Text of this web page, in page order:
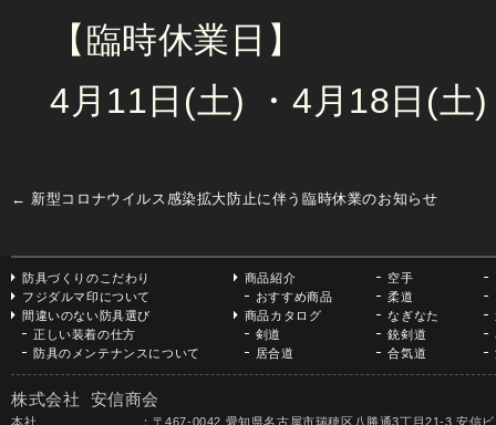
【臨時休業日】
4月11日(土) ・4月18日(土
← 新型コロナウイルス感染拡大防止に伴う臨時休業のお知らせ
防具づくりのこだわり
フジダルマ印について
間違いのない防具選び
正しい装着の仕方
防具のメンテナンスについて
商品紹介
おすすめ商品
商品カタログ
剣道
居合道
空手
柔道
なぎなた
銃剣道
合気道
株式会社 安信商会
本社 ：〒467-0042 愛知県名古屋市瑞穂区八勝通3丁目21-3 安信ビル